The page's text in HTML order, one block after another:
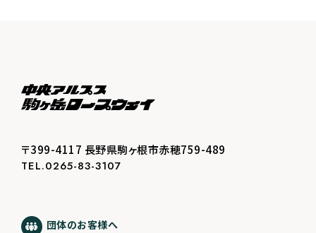
〒399-4117 長野県駒ヶ根市赤穂759-489
TEL.0265-83-3107
団体のお客様へ